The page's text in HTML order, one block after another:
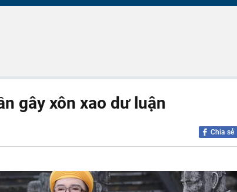
hơn 77 triệu đồng, 2 tháng sau được ngân hàng
báo tin vui
cá cần bỏ ngay
xem
xới cơm lại có những chấm tròn? Hơn 90% người
gây xôn xao dư luận
Chia sẻ